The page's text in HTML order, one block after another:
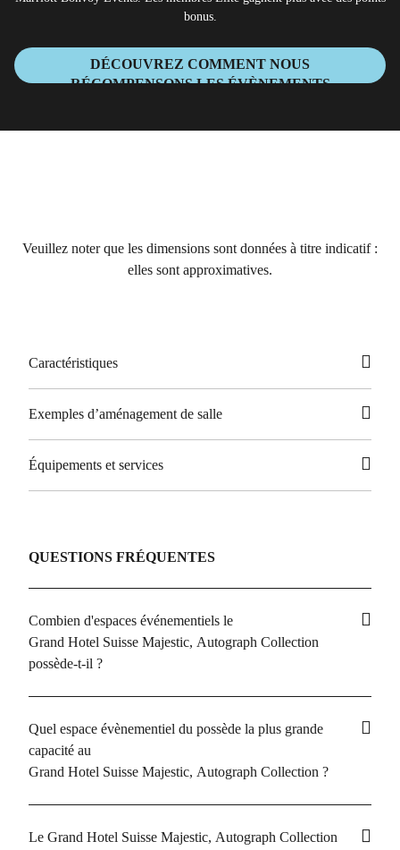
bonus.
DÉCOUVREZ COMMENT NOUS
RÉCOMPENSONS LES ÉVÈNEMENTS
Veuillez noter que les dimensions sont données à titre indicatif :
elles sont approximatives.
Caractéristiques
Exemples d’aménagement de salle
Équipements et services
QUESTIONS FRÉQUENTES
Combien d'espaces événementiels le
Grand Hotel Suisse Majestic, Autograph Collection
possède-t-il ?
Quel espace évènementiel du possède la plus grande
capacité au
Grand Hotel Suisse Majestic, Autograph Collection ?
Le Grand Hotel Suisse Majestic, Autograph Collection